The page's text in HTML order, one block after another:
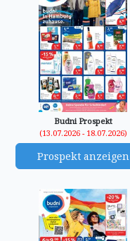
Budni Prospekt
(13.07.2026 - 18.07.2026)
Prospekt anzeigen